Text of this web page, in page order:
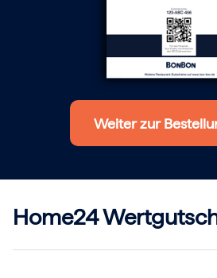
Frohe
Regionale
Berlin
Hamburg
Frankfurt
Köln
Düsseldorf
Stuttgart
Einlösbar für alle 10.000
Das ideale Geschenk
Weiter zur
Home24